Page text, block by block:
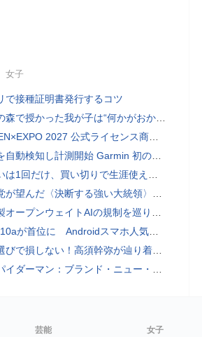
女子
で接種証明書発行するコツ
我が子は“何かがおかしい”『ナイトボーン -夜哭-』本編映像解禁 母の絶叫顔うちわが全国の劇場に［ホラー通信］
2027 公式ライセンス商品！初の「トゥンクトゥンク」公式LINEスタンプ、販売開始
し計測開始 Garmin 初のスマートバンドを発売 10日間のロングバッテリーで手間いらず
だけ、買い切りで生涯使えるプランがあるオンラインストレージ4選
断する強い大統領〉が統治するアメリカの到来──「アメリカン・ドッペルゲンガー」by 池田純一#14
プンウェイトAIの規制を巡り、シリコンバレーで意見が二分
首位に Androidスマホ人気ランキングTOP10 2026/8/8
損しない！高須幹弥が辿り着いた「大当り」の神マイクとは
マン：ブランド・ニュー・デイ』のアクション撮影の裏側を明かす特別映像が公開
芸能 女子